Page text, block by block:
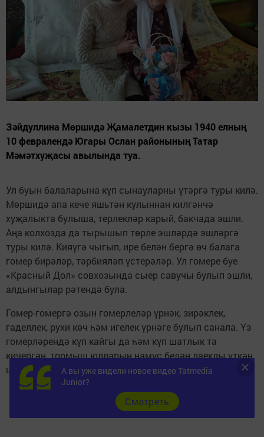
Зәйдуллина Мөршидә Җамалетдин кызы 1940 елның
10 февралендә Югары Ослан районының Татар
Мәмәтхуҗасы авылында туа.
Ул буын балаларына күп сынауларны үтәргә туры килә.
Мөршидә апа кече яшьтән кулыннан килгәнчә
хуҗалыкта булыша, терлекләр карый, бакчада эшли.
Аңа колхозда да тырышып төрле эшләрдә эшләргә
туры килә. Кияүгә чыгып, ире белән бергә өч балага
гомер бирәләр, тәрбияләп үстерәләр. Ул гомере буе
«Красный Дол» совхозында сыер савучы булып эшли,
алдынгылар рәтендә була.
Гомер-гомергә озын гомерлеләр үрнәк, зирәклек,
гаделлек, рухи көч һәм игелек үрнәге булып санала. Үз
гомерләрендә күп кайгы да һәм күп шатлык та
кичергән, тормыш юлларын намус белән лаеклы үткән,
шуңа күрә дә олы хөрмәткә лаек кешеләр алар.
А вы уже видели новое видео Tatmedia
Junior?
Cмотреть